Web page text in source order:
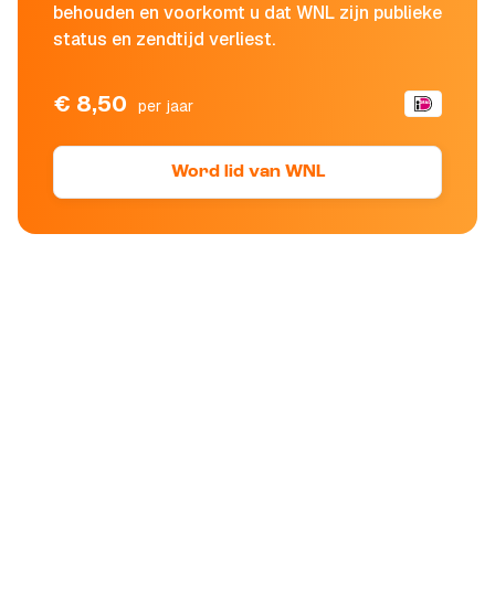
behouden en voorkomt u dat WNL zijn publieke
status en zendtijd verliest.
€ 8,50 per jaar
Word lid van WNL